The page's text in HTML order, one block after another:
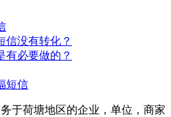
信没有转化？
有必要做的？
短信
于荷塘地区的企业，单位，商家